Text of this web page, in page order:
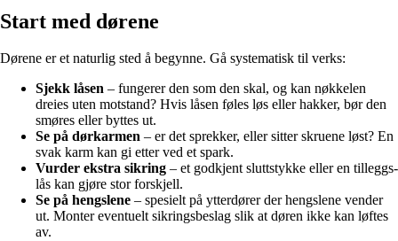
Start med dørene
Dørene er et naturlig sted å begynne. Gå systematisk til verks:
Sjekk låsen – fungerer den som den skal, og kan nøkkelen
dreies uten motstand? Hvis låsen føles løs eller hakker, bør den
smøres eller byttes ut.
Se på dørkarmen – er det sprekker, eller sitter skruene løst? En
svak karm kan gi etter ved et spark.
Vurder ekstra sikring – et godkjent sluttstykke eller en tilleggs­
lås kan gjøre stor forskjell.
Se på hengslene – spesielt på ytterdører der hengslene vender
ut. Monter eventuelt sikringsbeslag slik at døren ikke kan løftes
av.